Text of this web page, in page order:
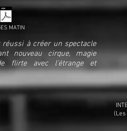
MATIN
à créer un spectacle
nouveau cirque, magie
flirte avec l'étrange et